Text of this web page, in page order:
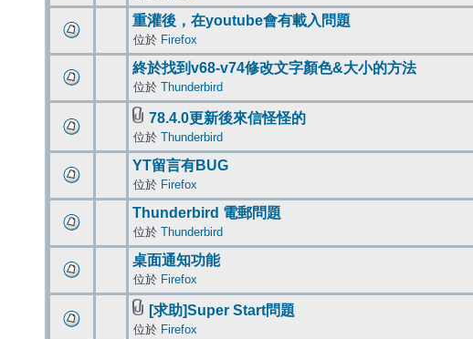
重灌後，在youtube會有載入問題
位於 Firefox
終於找到v68-v74修改文字顏色&大小的方法
位於 Thunderbird
78.4.0更新後來信怪怪的
位於 Thunderbird
YT留言有BUG
位於 Firefox
Thunderbird 電郵問題
位於 Thunderbird
桌面通知功能
位於 Firefox
[求助]Super Start問題
位於 Firefox